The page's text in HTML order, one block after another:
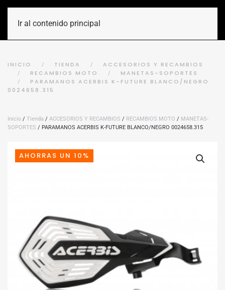
Ir al contenido principal
INICIO TIENDA
ACCESORIOS Y RECAMBIOS
RECAMBIOS MOTO
MANETAS-SOPORTES
PARAMANOS ACERBIS K-FUTURE BLANCO/NEGRO
0024658.315
Inicio / Tienda / ACCESORIOS Y RECAMBIOS / RECAMBIOS MOTO / MANETAS-
SOPORTES / PARAMANOS ACERBIS K-FUTURE BLANCO/NEGRO 0024658.315
AHORRAS UN 10%